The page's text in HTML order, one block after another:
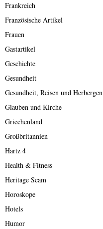
Frankreich
Französische Artikel
Frauen
Gastartikel
Geschichte
Gesundheit
Gesundheit, Reisen und Herbergen
Glauben und Kirche
Griechenland
Großbritannien
Hartz 4
Health & Fitness
Heritage Scam
Horoskope
Hotels
Humor